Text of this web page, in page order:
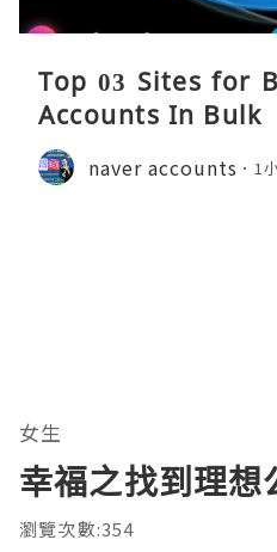
Top 03 Sites for
Accounts In Bulk
naver accounts 1
女生
幸福之找到理想
瀏覽次數:354